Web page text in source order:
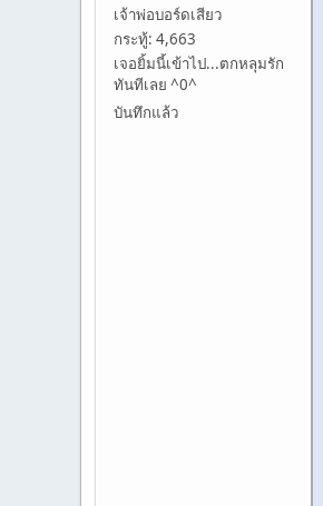
เจ้าพ่อบอร์ดเสียว
กระทู้: 4,663
เจอยิ้มนี้เข้าไป...ตกหลุมรัก
ทันทีเลย ^0^
บันทึกแล้ว